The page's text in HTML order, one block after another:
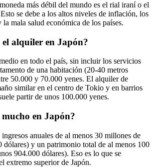
más débil del mundo es el rial iraní o el
se debe a los altos niveles de inflación, los
mala salud económica de los países.
el alquiler en Japón?
en todo el país, sin incluir los servicios
de una habitación (20-40 metros
50.000 y 70.000 yenes. El alquiler de
similar en el centro de Tokio y en barrios
partir de unos 100.000 yenes.
mucho en Japón?
anuales de al menos 30 millones de
dólares) y un patrimonio total de al menos 100
904.000 dólares). Eso es lo que se
extremo superior de Japón.